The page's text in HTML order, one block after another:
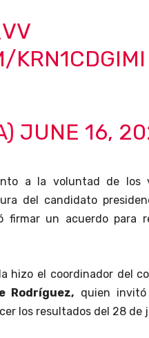
KRN1CDGIMI
JUNE 16,
a la voluntad de los
del candidato
firmar un acuerdo para
hizo el coordinador del
Rodríguez, quien
los resultados del 28 de